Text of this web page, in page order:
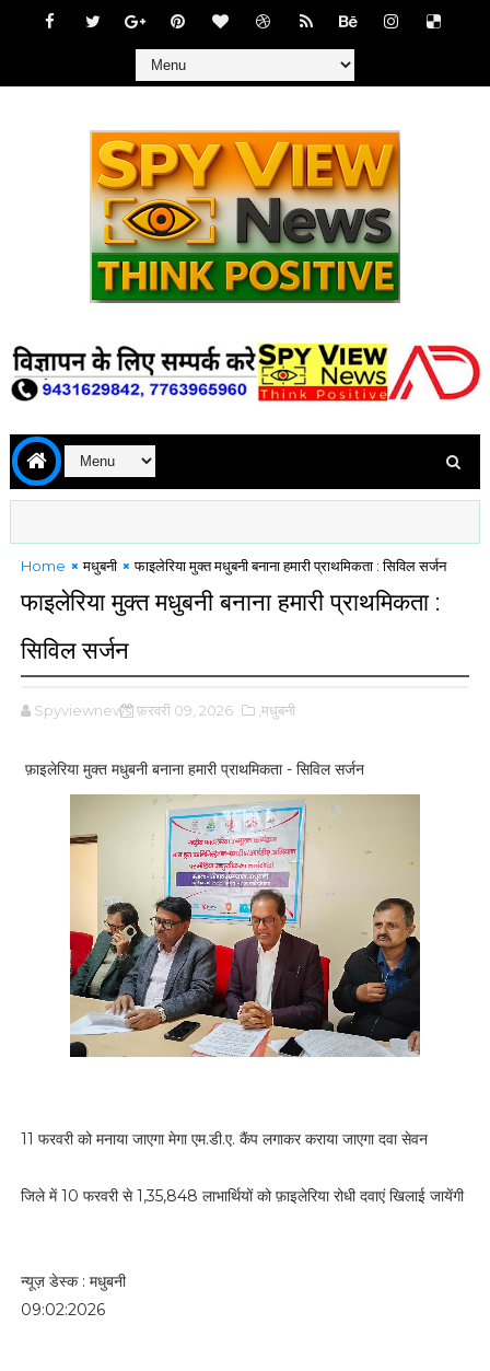
Home मधुबनी फाइलेरिया मुक्त मधुबनी बनाना हमारी प्राथमिकता : सिविल सर्जन
फाइलेरिया मुक्त मधुबनी बनाना हमारी प्राथमिकता :
सिविल सर्जन
Spyviewnews फ़रवरी 09, 2026 ,मधुबनी
फ़ाइलेरिया मुक्त मधुबनी बनाना हमारी प्राथमिकता - सिविल सर्जन
11 फरवरी को मनाया जाएगा मेगा एम.डी.ए. कैंप लगाकर कराया जाएगा दवा सेवन
जिले में 10 फरवरी से 1,35,848 लाभार्थियों को फ़ाइलेरिया रोधी दवाएं खिलाई जायेंगी
न्यूज़ डेस्क : मधुबनी
09:02:2026